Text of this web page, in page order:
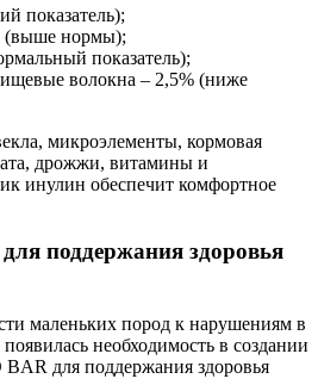
показатель);
(выше нормы);
показатель);
волокна – 2,5% (ниже
микроэлементы, кормовая
дрожжи, витамины и
инулин обеспечит комфортное
поддержания здоровья
маленьких пород к нарушениям в
необходимость в создании
для поддержания здоровья